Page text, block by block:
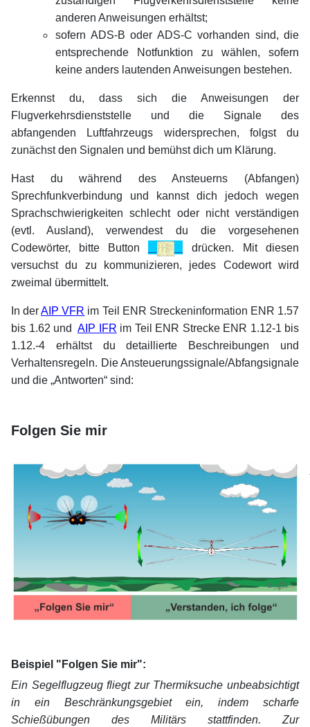
anderen Anweisungen erhältst;
sofern ADS-B oder ADS-C vorhanden sind, die
entsprechende Notfunktion zu wählen, sofern
keine anders lautenden Anweisungen bestehen.
Erkennst du, dass sich die Anweisungen der
Flugverkehrsdienststelle und die Signale des
abfangenden Luftfahrzeugs widersprechen, folgst du
zunächst den Signalen und bemühst dich um Klärung.
Hast du während des Ansteuerns (Abfangen)
Sprechfunkverbindung und kannst dich jedoch wegen
Sprachschwierigkeiten schlecht oder nicht verständigen
(evtl. Ausland), verwendest du die vorgesehenen
Codewörter, bitte Button
drücken.
Mit diesen
versuchst du zu kommunizieren, jedes Codewort wird
zweimal übermittelt.
In derAIP VFR im Teil ENR Streckeninformation ENR 1.57
bis 1.62 und AIP IFR im Teil ENR Strecke ENR 1.12-1 bis
1.12.-4 erhältst du detaillierte Beschreibungen und
Verhaltensregeln. Die Ansteuerungssignale/Abfangsignale
und die „Antworten“ sind:
Folgen Sie mir
Beispiel "Folgen Sie mir":
Ein Segelflugzeug fliegt zur Thermiksuche unbeabsichtigt
in ein Beschränkungsgebiet ein, indem scharfe
Schießübungen des Militärs stattfinden. Zur